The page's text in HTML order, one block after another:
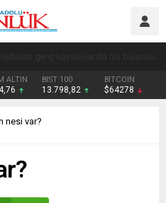
ALTIN BIST 100
13.798,82
BITCOIN
$64278
nesi var?